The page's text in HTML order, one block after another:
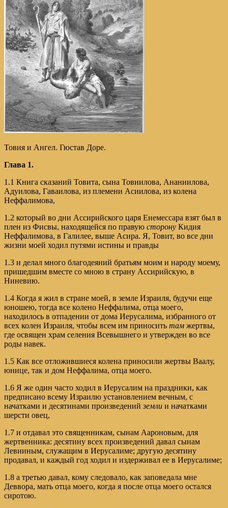
Товия и Ангел. Гюстав Доре.
Глава 1.
1.1 Книга сказаний Товита, сына Товиилова, Ананиилова,
Адуилова, Гаваилова, из племени Асиилова, из колена
Неффалимова,
1.2 который во дни Ассирийского царя Енемессара взят был в
плен из Фисвы, находящейся по правую сторону Кидия
Неффалимова, в Галилее, выше Асира. Я, Товит, во все дни
жизни моей ходил путями истины и правды
1.3 и делал много благодеяний братьям моим и народу моему,
пришедшим вместе со мною в страну Ассирийскую, в
Ниневию.
1.4 Когда я жил в стране моей, в земле Израиля, будучи еще
юношею, тогда все колено Неффалима, отца моего,
находилось в отпадении от дома Иерусалима, избранного от
всех колен Израиля, чтобы всем им приносить там жертвы,
где освящен храм селения Всевышнего и утвержден во все
роды навек.
1.5 Как все отложившиеся колена приносили жертвы Ваалу,
юнице, так и дом Неффалима, отца моего.
1.6 Я же один часто ходил в Иерусалим на праздники, как
предписано всему Израилю установлением вечным, с
начатками и десятинами произведений земли и начатками
шерсти овец,
1.7 и отдавал это священникам, сынам Аароновым, для
жертвенника: десятину всех произведений давал сынам
Левииным, служащим в Иерусалиме; другую десятину
продавал, и каждый год ходил и издерживал ее в Иерусалиме;
1.8 а третью давал, кому следовало, как заповедала мне
Деввора, мать отца моего, когда я после отца моего остался
сиротою.